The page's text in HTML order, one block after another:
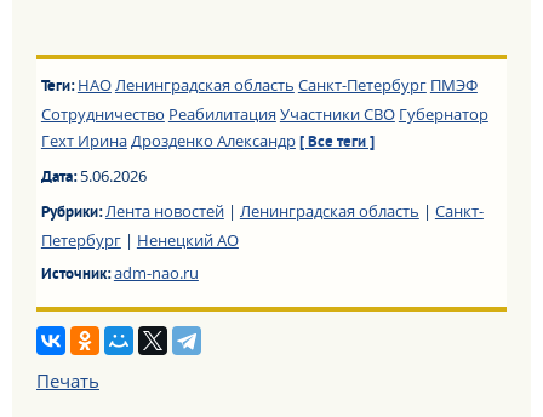
Теги: НАОЛенинградская область Санкт-Петербург ПМЭФ
Сотрудничество Реабилитация Участники СВО Губернатор
Гехт ИринаДрозденко Александр [ Все теги ]
Дата:5.06.2026
Рубрики:Лента новостей| Ленинградская область | Санкт-
Петербург| Ненецкий АО
Источник:adm-nao.ru
Печать